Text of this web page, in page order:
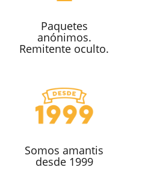
Paquetes
anónimos.
Remitente oculto.
Somos amantis
desde 1999